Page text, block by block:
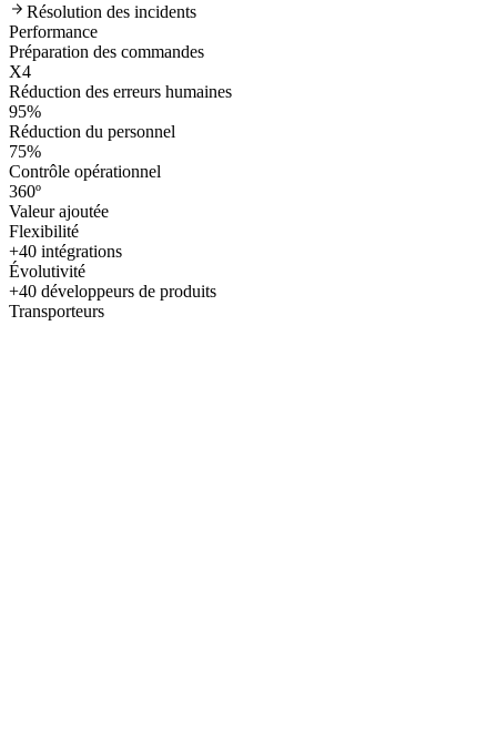
Résolution des incidents
Performance
Préparation des commandes
X4
Réduction des erreurs humaines
95%
Réduction du personnel
75%
Contrôle opérationnel
360º
Valeur ajoutée
Flexibilité
+40 intégrations
Évolutivité
+40 développeurs de produits
Transporteurs